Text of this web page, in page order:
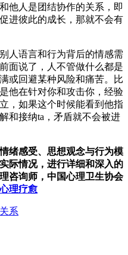
他人是团结协作的关系，即
进彼此的成长，那就不会有
人语言和行为背后的情感需
面说了，人不管做什么都是
或回避某种风险和痛苦。比
他在针对你和攻击你，经验
，如果这个时候能看到他指
和接纳ta，矛盾就不会被进
绪感受、思想观念与行为模
际情况，进行详细和深入的
咨询师，中国心理卫生协会
理疗愈
系